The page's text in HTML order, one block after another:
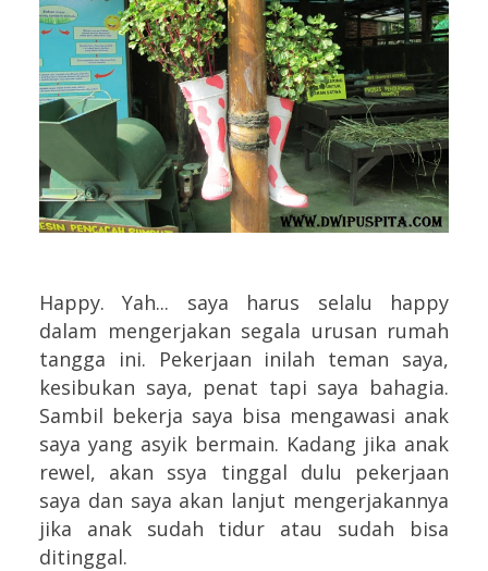
Happy. Yah... saya harus selalu happy
dalam mengerjakan segala urusan rumah
tangga ini. Pekerjaan inilah teman saya,
kesibukan saya, penat tapi saya bahagia.
Sambil bekerja saya bisa mengawasi anak
saya yang asyik bermain. Kadang jika anak
rewel, akan ssya tinggal dulu pekerjaan
saya dan saya akan lanjut mengerjakannya
jika anak sudah tidur atau sudah bisa
ditinggal.